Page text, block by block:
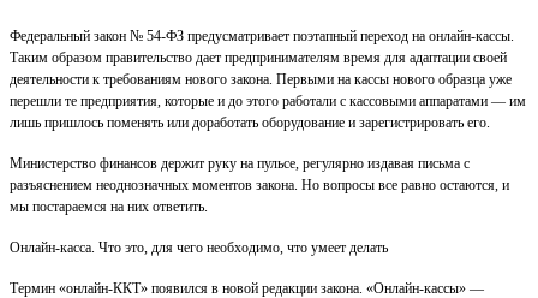
Федеральный закон № 54-ФЗ предусматривает поэтапный переход на онлайн-кассы.
Таким образом правительство дает предпринимателям время для адаптации своей
деятельности к требованиям нового закона. Первыми на кассы нового образца уже
перешли те предприятия, которые и до этого работали с кассовыми аппаратами — им
лишь пришлось поменять или доработать оборудование и зарегистрировать его.
Министерство финансов держит руку на пульсе, регулярно издавая письма с
разъяснением неоднозначных моментов закона. Но вопросы все равно остаются, и
мы постараемся на них ответить.
Онлайн-касса. Что это, для чего необходимо, что умеет делать
Термин «онлайн-ККТ» появился в новой редакции закона. «Онлайн-кассы» —